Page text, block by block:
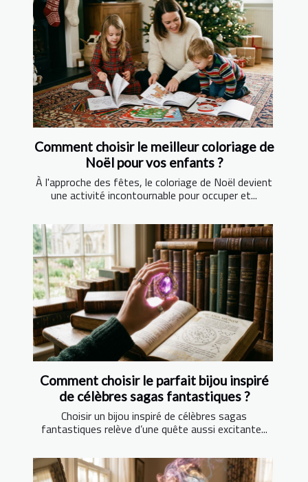
Comment choisir le meilleur coloriage de
Noël pour vos enfants ?
À l'approche des fêtes, le coloriage de Noël devient
une activité incontournable pour occuper et...
Comment choisir le parfait bijou inspiré
de célèbres sagas fantastiques ?
Choisir un bijou inspiré de célèbres sagas
fantastiques relève d’une quête aussi excitante...